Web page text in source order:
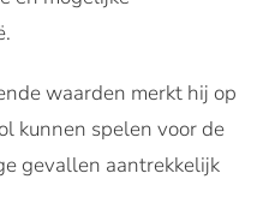
waarden merkt hij op
kunnen spelen voor de
gevallen aantrekkelijk